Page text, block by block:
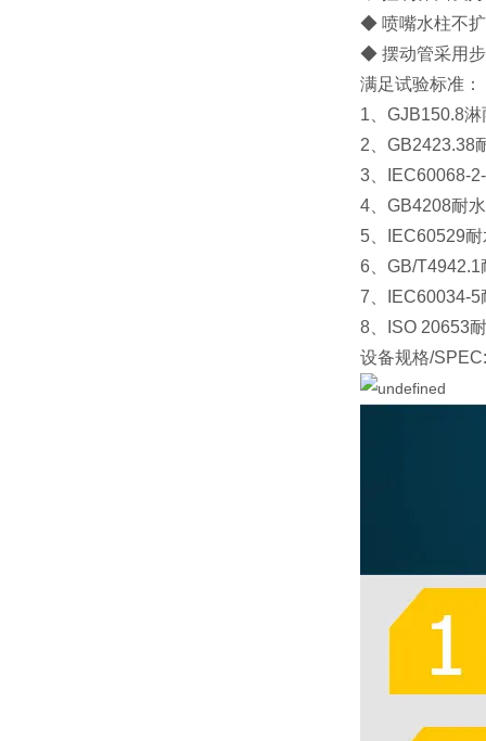
◆ 喷嘴水柱不
◆ 摆动管采用步
满足试验标准：
1、GJB150.8
2、GB2423.38
3、IEC60068-
4、GB4208耐
5、IEC60529
6、GB/
7、IEC60034-5
8、ISO 20653
设备规格/